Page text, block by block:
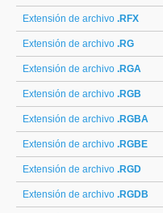
Extensión de archivo .RFX
Extensión de archivo .RG
Extensión de archivo .RGA
Extensión de archivo .RGB
Extensión de archivo .RGBA
Extensión de archivo .RGBE
Extensión de archivo .RGD
Extensión de archivo .RGDB